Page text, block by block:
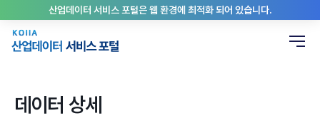
산업데이터 서비스 포털은 웹 환경에 최적화 되어 있습니다.
데이터 상세